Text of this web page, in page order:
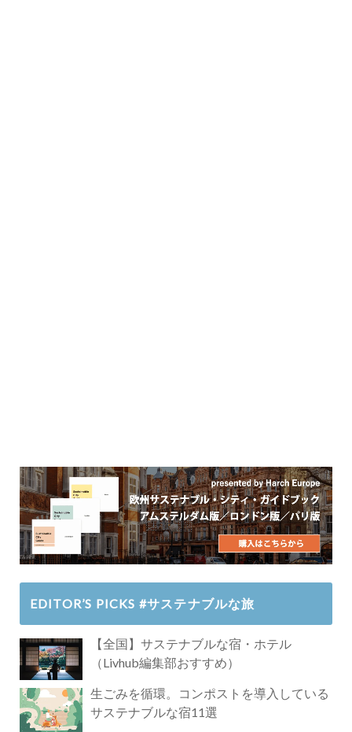
EDITOR’S PICKS #サステナブルな旅
【全国】サステナブルな宿・ホテル
（Livhub編集部おすすめ）
生ごみを循環。コンポストを導入している
サステナブルな宿11選